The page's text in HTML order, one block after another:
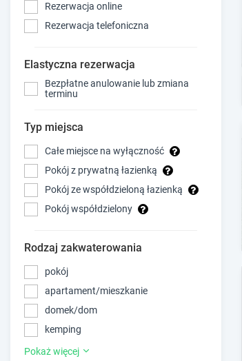
Rezerwacja online
Rezerwacja telefoniczna
Elastyczna rezerwacja
Bezpłatne anulowanie lub zmiana
terminu
Typ miejsca
Całe miejsce na wyłączność
Pokój z prywatną łazienką
Pokój ze współdzieloną łazienką
Pokój współdzielony
Rodzaj zakwaterowania
pokój
apartament/mieszkanie
domek/dom
kemping
Pokaż więcej